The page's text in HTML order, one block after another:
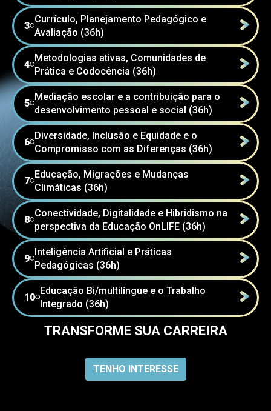
3⚪
Currículo, Planejamento Pedagógico e
Avaliação (36h)
4⚪
Metodologias ativas, Comunidades de
Prática e Codocência (36h)
5⚪
Mediação escolar e a contribuição para o
desenvolvimento pessoal e social (36h)
6⚪
Diversidade, Inclusão e Equidade e o
Compromisso com as Diferenças (36h)
7⚪
Educação, Migrações e Mudanças
Climáticas (36h)
8⚪
Conectividade, Digitalidade e Hibridismo na
perspectiva da Educação OnLIFE (36h)
9⚪
Inteligência Artificial e Práticas
Pedagógicas (36h)
10⚪
Educação Bi/multilíngue e o Trabalho
Integrado (36h)
TRANSFORME SUA CARREIRA
TENHO INTERESSE